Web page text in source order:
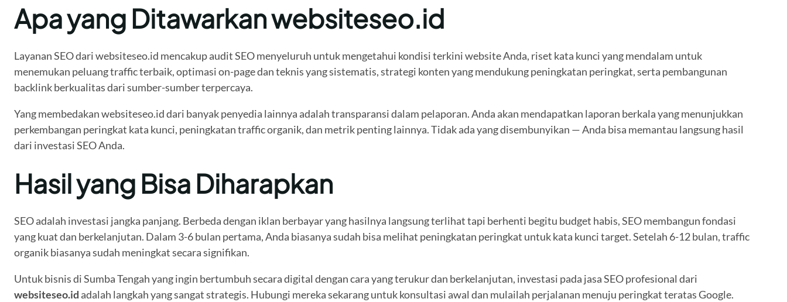
Apa yang Ditawarkan websiteseo.id
Layanan SEO dari websiteseo.id mencakup audit SEO menyeluruh untuk mengetahui kondisi terkini website Anda, riset kata kunci yang mendalam untuk
menemukan peluang traffic terbaik, optimasi on-page dan teknis yang sistematis, strategi konten yang mendukung peningkatan peringkat, serta pembangunan
backlink berkualitas dari sumber-sumber terpercaya.
Yang membedakan websiteseo.id dari banyak penyedia lainnya adalah transparansi dalam pelaporan. Anda akan mendapatkan laporan berkala yang menunjukkan
perkembangan peringkat kata kunci, peningkatan traffic organik, dan metrik penting lainnya. Tidak ada yang disembunyikan — Anda bisa memantau langsung hasil
dari investasi SEO Anda.
Hasil yang Bisa Diharapkan
SEO adalah investasi jangka panjang. Berbeda dengan iklan berbayar yang hasilnya langsung terlihat tapi berhenti begitu budget habis, SEO membangun fondasi
yang kuat dan berkelanjutan. Dalam 3-6 bulan pertama, Anda biasanya sudah bisa melihat peningkatan peringkat untuk kata kunci target. Setelah 6-12 bulan, traffic
organik biasanya sudah meningkat secara signifikan.
Untuk bisnis di Sumba Tengah yang ingin bertumbuh secara digital dengan cara yang terukur dan berkelanjutan, investasi pada jasa SEO profesional dari
websiteseo.id adalah langkah yang sangat strategis. Hubungi mereka sekarang untuk konsultasi awal dan mulailah perjalanan menuju peringkat teratas Google.